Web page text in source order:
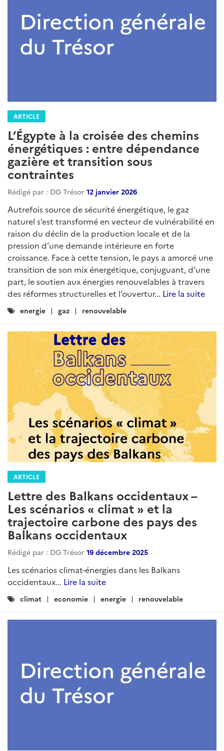
ARTICLE
L’Égypte à la croisée des chemins
énergétiques : entre dépendance
gazière et transition sous
contraintes
Rédigé par : DG Trésor 12 janvier 2026
Autrefois source de sécurité énergétique, le gaz
naturel s’est transformé en vecteur de vulnérabilité en
raison du déclin de la production locale et de la
pression d’une demande intérieure en forte
croissance. Face à cette tension, le pays a amorcé une
transition de son mix énergétique, conjuguant, d’une
part, le soutien aux énergies renouvelables à travers
des réformes structurelles et l’ouvertur... Lire la suite
Catégories
energie gaz renouvelable
ARTICLE
Lettre des Balkans occidentaux –
Les scénarios « climat » et la
trajectoire carbone des pays des
Balkans occidentaux
Rédigé par : DG Trésor 19 décembre 2025
Les scénarios climat-énergies dans les Balkans
occidentaux... Lire la suite
Catégories
climat economie energie renouvelable